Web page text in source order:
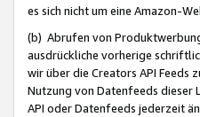
es sich nicht um eine Amazon-
(b) Abrufen von
ausdrückliche vorherige
wir über die Creators API
Nutzung von Datenfeeds dieser
API oder Datenfeeds jederzeit